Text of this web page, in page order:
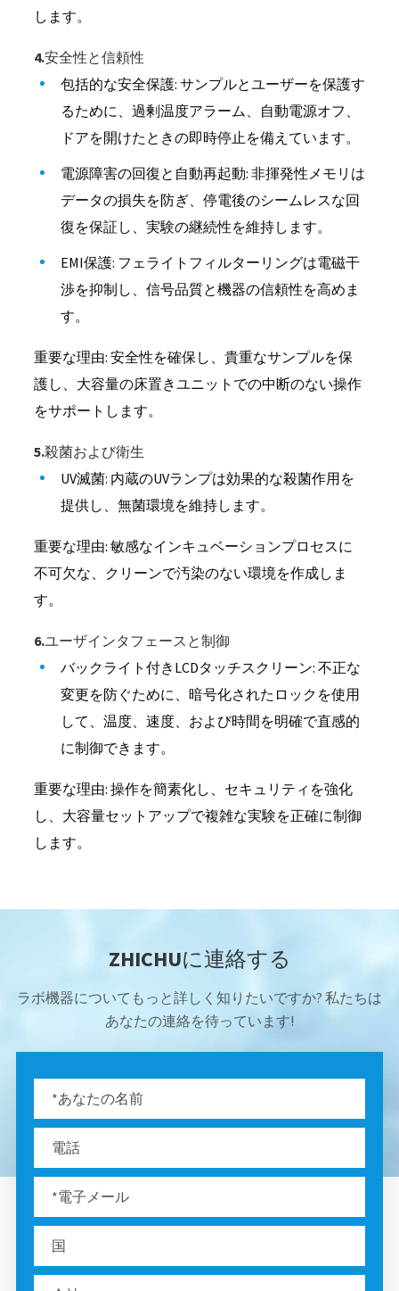
します。
4.安全性と信頼性
包括的な安全保護: サンプルとユーザーを保護す
るために、過剰温度アラーム、自動電源オフ、
ドアを開けたときの即時停止を備えています。
電源障害の回復と自動再起動: 非揮発性メモリは
データの損失を防ぎ、停電後のシームレスな回
復を保証し、実験の継続性を維持します。
EMI保護: フェライトフィルターリングは電磁干
渉を抑制し、信号品質と機器の信頼性を高めま
す。
重要な理由: 安全性を確保し、貴重なサンプルを保
護し、大容量の床置きユニットでの中断のない操作
をサポートします。
5.殺菌および衛生
UV滅菌: 内蔵のUVランプは効果的な殺菌作用を
提供し、無菌環境を維持します。
重要な理由: 敏感なインキュベーションプロセスに
不可欠な、クリーンで汚染のない環境を作成しま
す。
6.ユーザインタフェースと制御
バックライト付きLCDタッチスクリーン: 不正な
変更を防ぐために、暗号化されたロックを使用
して、温度、速度、および時間を明確で直感的
に制御できます。
重要な理由: 操作を簡素化し、セキュリティを強化
し、大容量セットアップで複雑な実験を正確に制御
します。
ZHICHUに連絡する
ラボ機器についてもっと詳しく知りたいですか? 私たちは
あなたの連絡を待っています!